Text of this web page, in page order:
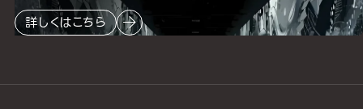
詳しくはこちら